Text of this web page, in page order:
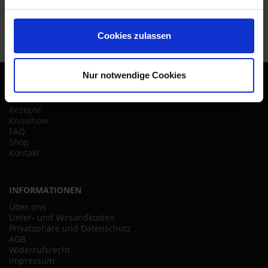
Cookies zulassen
Nur notwendige Cookies
Startseite
Rezepte
Knowhow
FAQ
Shop
Kontakt
INFORMATIONEN
Über uns
Liefer- und Versandkosten
Privatsphäre und Datenschutz
AGB
Widerrufsrecht
Impressum